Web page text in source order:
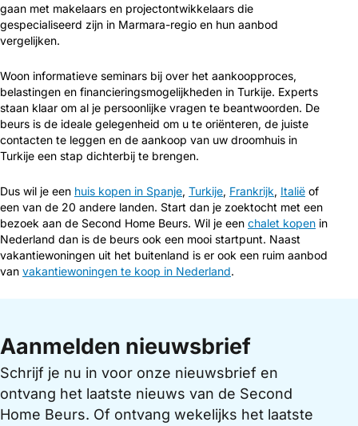
gaan met makelaars en projectontwikkelaars die
gespecialiseerd zijn in Marmara-regio en hun aanbod
vergelijken.
Woon informatieve seminars bij over het aankoopproces,
belastingen en financieringsmogelijkheden in Turkije. Experts
staan klaar om al je persoonlijke vragen te beantwoorden. De
beurs is de ideale gelegenheid om u te oriënteren, de juiste
contacten te leggen en de aankoop van uw droomhuis in
Turkije een stap dichterbij te brengen.
Dus wil je een huis kopen in Spanje, Turkije, Frankrijk, Italië of
een van de 20 andere landen. Start dan je zoektocht met een
bezoek aan de Second Home Beurs. Wil je een chalet kopen in
Nederland dan is de beurs ook een mooi startpunt. Naast
vakantiewoningen uit het buitenland is er ook een ruim aanbod
van vakantiewoningen te koop in Nederland.
Aanmelden nieuwsbrief
Schrijf je nu in voor onze nieuwsbrief en
ontvang het laatste nieuws van de Second
Home Beurs. Of ontvang wekelijks het laatste